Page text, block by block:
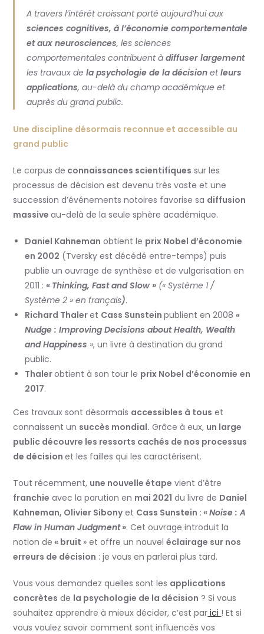
A travers l’intérêt croissant porté aujourd’hui aux
sciences cognitives, àl’économie comportementale
et aux neurosciences, les sciences
comportementales contribuent àdiffuser largement
les travaux de la psychologie de la décisionetleurs
applications, au-delà du champ académique et
auprès du grand public.
Une discipline désormais reconnue et accessible au
grand public
Le corpus de connaissances scientifiques sur les
processus de décision est devenu très vaste et une
succession d’événements notoires favorise sa diffusion
massiveau-delà de la seule sphère académique.
Daniel Kahneman obtient le prix Nobel d’économie
en 2002 (Tversky est décédé entre-temps) puis
publie un ouvrage de synthèse et de vulgarisation en
2011 :« Thinking, Fast and Slow » (« Système 1 /
Système 2 » en français).
Richard Thaleret Cass Sunsteinpublient en 2008«
Nudge : Improving Decisions about Health, Wealth
and Happiness», un livre à destination du grand
public.
Thalerobtient à son tour le prix Nobel d’économie en
2017.
Ces travaux sont désormais accessibles à tous et
connaissent un succès mondial. Grâce à eux, un large
public découvre les ressorts cachés de nos processus
de décisionet les failles qui les caractérisent.
Tout récemment, une nouvelle étape vient d’être
franchie avec la parution en mai 2021 du livre de Daniel
Kahneman, Olivier Sibonyet Cass Sunstein : «Noise : A
Flaw in Human Judgment». Cet ouvrage introduit la
notion de « bruit » et offre un nouveléclairage sur nos
erreurs de décision : je vous en parlerai plus tard.
Vous vous demandez quelles sont les applications
concrètes de la psychologie de la décision ? Si vous
souhaitez apprendre à mieux décider, c’est par ici ! Et si
vous voulez savoir comment sont influencés vos